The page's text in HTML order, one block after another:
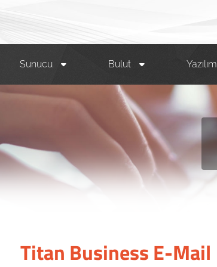
Sunucu Bulut Yazılım
Titan Business E-Mail